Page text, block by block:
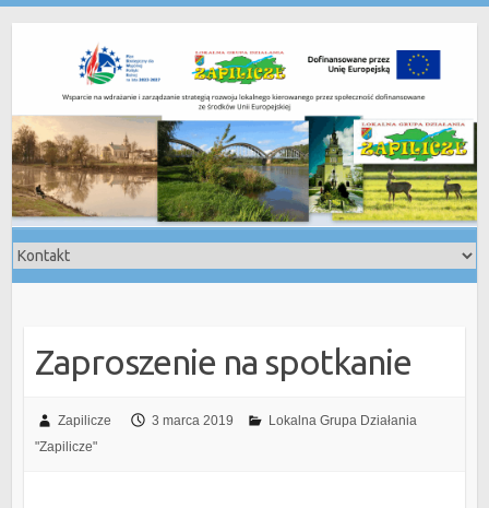
Zaproszenie na spotkanie
Zapilicze 3 marca 2019
Lokalna Grupa Działania
"Zapilicze"